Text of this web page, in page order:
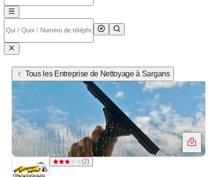
Tous les Entreprise de Nettoyage à Sargans
Note 3 sur 5 étoiles pour 2 évaluations
(2)